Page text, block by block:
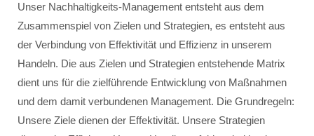
Unser Nachhaltigkeits-Management entsteht aus dem
Zusammenspiel von Zielen und Strategien, es entsteht aus
der Verbindung von Effektivität und Effizienz in unserem
Handeln. Die aus Zielen und Strategien entstehende Matrix
dient uns für die zielführende Entwicklung von Maßnahmen
und dem damit verbundenen Management. Die Grundregeln:
Unsere Ziele dienen der Effektivität. Unsere Strategien